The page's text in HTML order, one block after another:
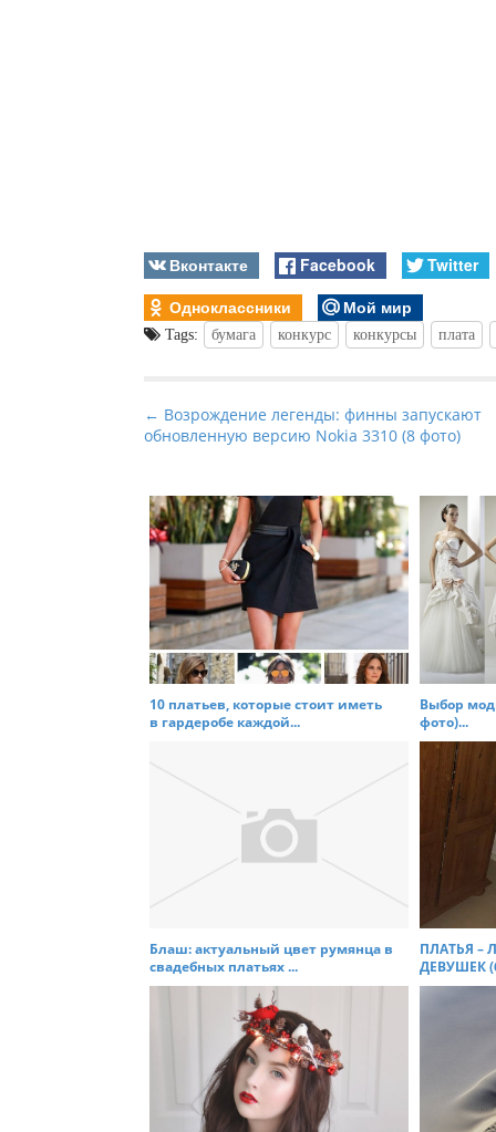
Вконтакте Facebook
Twitter
Одноклассники
Мой мир
Tags: бумага конкурс конкурсы плата
P
o
t
n
v
g
a
← Возрождение легенды: финны запускают
обновленную версию Nokia 3310 (8 фото)
10 платьев, которые стоит иметь
в гардеробе каждой...
Выбор
фото)...
Блаш: актуальный цвет румянца в
свадебных платьях ...
ПЛАТЬЯ –
ДЕВУШЕК